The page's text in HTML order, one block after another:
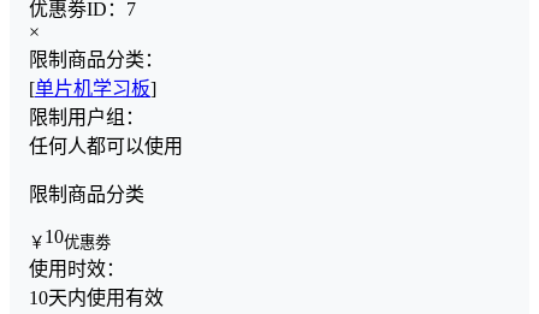
优惠劵ID： 7
×
限制商品分类：
[单片机学习板]
限制用户组：
任何人都可以使用
限制商品分类
￥ 10优惠劵
使用时效：
10天内使用有效